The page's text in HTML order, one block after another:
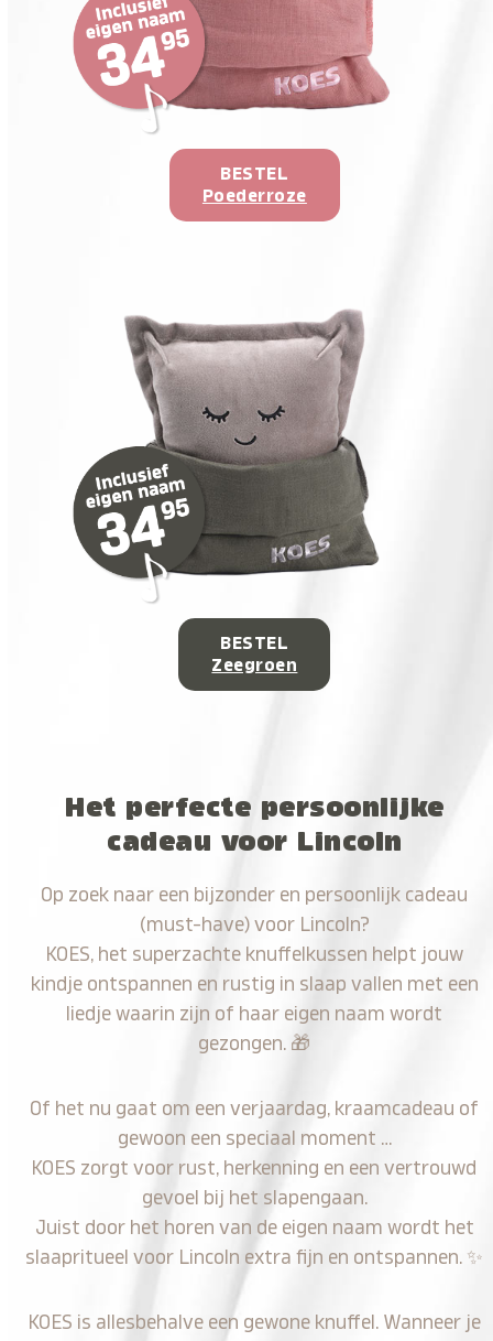
BESTEL
Poederroze
BESTEL
Zeegroen
Het perfecte persoonlijke
cadeau voor Lincoln
Op zoek naar een bijzonder en persoonlijk cadeau
(must-have) voor Lincoln?
KOES, het superzachte knuffelkussen helpt jouw
kindje ontspannen en rustig in slaap vallen met een
liedje waarin zijn of haar eigen naam wordt
gezongen. 🎁
Of het nu gaat om een verjaardag, kraamcadeau of
gewoon een speciaal moment …
KOES zorgt voor rust, herkenning en een vertrouwd
gevoel bij het slapengaan.
Juist door het horen van de eigen naam wordt het
slaapritueel voor Lincoln extra fijn en ontspannen. ✨
KOES is allesbehalve een gewone knuffel. Wanneer je